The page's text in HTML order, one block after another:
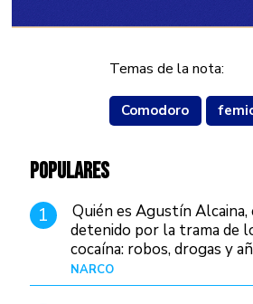
Temas de la nota:
Comodoro
POPULARES
1
Quién es Agustín
detenido por la trama de
cocaína: robos, drogas y
judiciales
NARCO